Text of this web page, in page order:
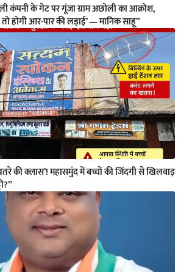
कंपनी के गेट पर गूंजा ग्राम अछोली का आक्रोश,
तो होगी आर-पार की लड़ाई’ — मानिक साहू”
की क्लास’! महासमुंद में बच्चों की जिंदगी से खिलवाड़